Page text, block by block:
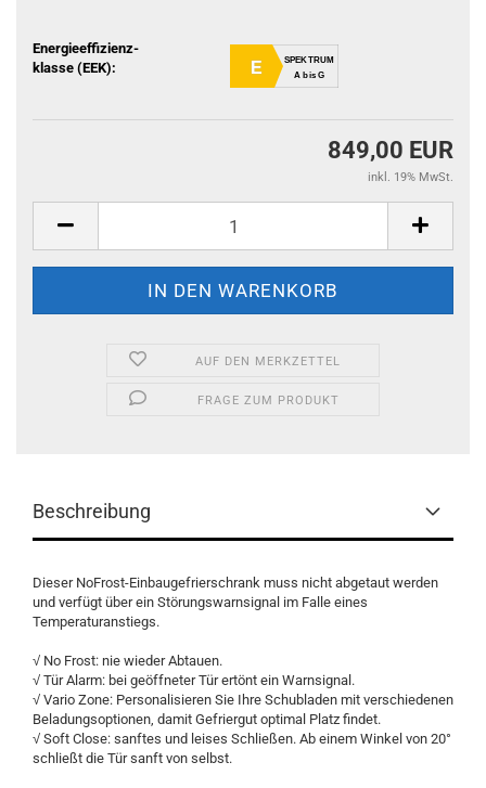
Energieeffizienz-
klasse (EEK):
E
SPEKTRUM
A bis G
849,00 EUR
inkl. 19% MwSt.
AUF DEN MERKZETTEL
FRAGE ZUM PRODUKT
Beschreibung
Dieser NoFrost-Einbaugefrierschrank muss nicht abgetaut werden
und verfügt über ein Störungswarnsignal im Falle eines
Temperaturanstiegs.
√ No Frost: nie wieder Abtauen.
√ Tür Alarm: bei geöffneter Tür ertönt ein Warnsignal.
√ Vario Zone: Personalisieren Sie Ihre Schubladen mit verschiedenen
Beladungsoptionen, damit Gefriergut optimal Platz findet.
√ Soft Close: sanftes und leises Schließen. Ab einem Winkel von 20°
schließt die Tür sanft von selbst.